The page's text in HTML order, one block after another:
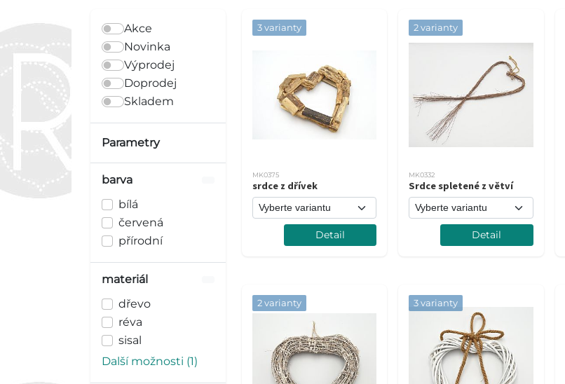
Akce
Novinka
Výprodej
Doprodej
Skladem
Parametry
barva
bílá
červená
přírodní
materiál
dřevo
réva
sisal
Další možnosti (1)
3 varianty
MK0375
srdce z dřívek
Detail
2 varianty
MK0332
Srdce spletené z větví
Detail
2 varianty 3 varianty